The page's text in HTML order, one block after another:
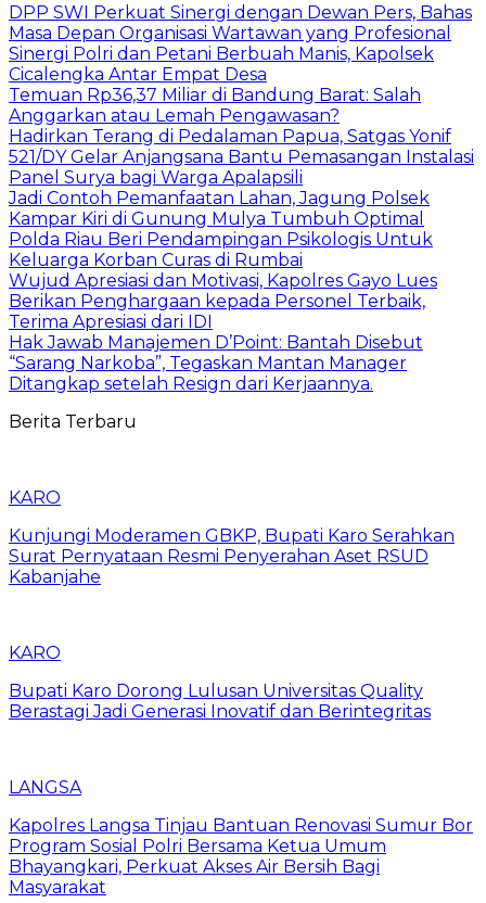
DPP SWI Perkuat Sinergi dengan Dewan Pers, Bahas
Masa Depan Organisasi Wartawan yang Profesional
Sinergi Polri dan Petani Berbuah Manis, Kapolsek
Cicalengka Antar Empat Desa
Temuan Rp36,37 Miliar di Bandung Barat: Salah
Anggarkan atau Lemah Pengawasan?
Hadirkan Terang di Pedalaman Papua, Satgas Yonif
521/DY Gelar Anjangsana Bantu Pemasangan Instalasi
Panel Surya bagi Warga Apalapsili
Jadi Contoh Pemanfaatan Lahan, Jagung Polsek
Kampar Kiri di Gunung Mulya Tumbuh Optimal
Polda Riau Beri Pendampingan Psikologis Untuk
Keluarga Korban Curas di Rumbai
Wujud Apresiasi dan Motivasi, Kapolres Gayo Lues
Berikan Penghargaan kepada Personel Terbaik,
Terima Apresiasi dari IDI
Hak Jawab Manajemen D’Point: Bantah Disebut
“Sarang Narkoba”, Tegaskan Mantan Manager
Ditangkap setelah Resign dari Kerjaannya.
Berita Terbaru
KARO
Kunjungi Moderamen GBKP, Bupati Karo Serahkan
Surat Pernyataan Resmi Penyerahan Aset RSUD
Kabanjahe
KARO
Bupati Karo Dorong Lulusan Universitas Quality
Berastagi Jadi Generasi Inovatif dan Berintegritas
LANGSA
Kapolres Langsa Tinjau Bantuan Renovasi Sumur Bor
Program Sosial Polri Bersama Ketua Umum
Bhayangkari, Perkuat Akses Air Bersih Bagi
Masyarakat